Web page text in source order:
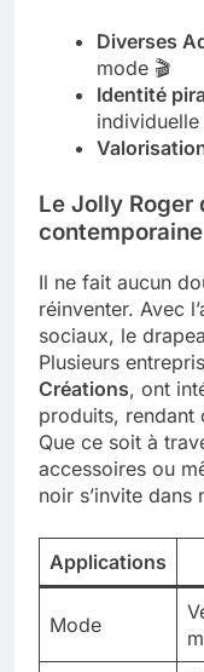
Diverses
mode 🎬
Identité
individuelle
Le Jolly Roger
contemporaine
Il ne fait aucun
réinventer. Avec
sociaux, le
Plusieurs
Créations, ont
produits, rendant
Que ce soit à
accessoires ou
noir s’invite dans
Applications
Mode